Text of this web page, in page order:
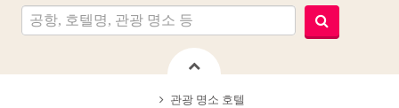
관광 명소 호텔